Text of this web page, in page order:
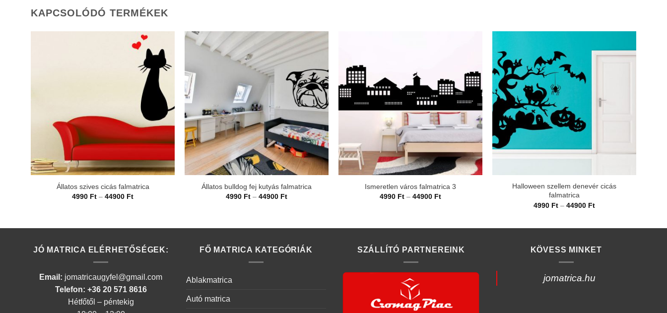
KAPCSOLÓDÓ TERMÉKEK
Állatos szives cicás falmatrica
4990 Ft – 44900 FtÁrtartomány:
Állatos bulldog fej kutyás falmatrica
4990 Ft – 44900 FtÁrtartomány:
Ismeretlen város falmatrica 3
4990 Ft – 44900 FtÁrtartomány:
Halloween szellem denevér cicás
falmatrica
4990 Ft – 44900 FtÁrtartomány:
JÓ MATRICA ELÉRHETŐSÉGEK:
Email: jomatricaugyfel@gmail.com
Telefon: +36 20 571 8616
Hétfőtől – péntekig
FŐ MATRICA KATEGÓRIÁK
Ablakmatrica
Autó matrica
SZÁLLÍTÓ PARTNEREINK KÖVESS MINKET
jomatrica.hu